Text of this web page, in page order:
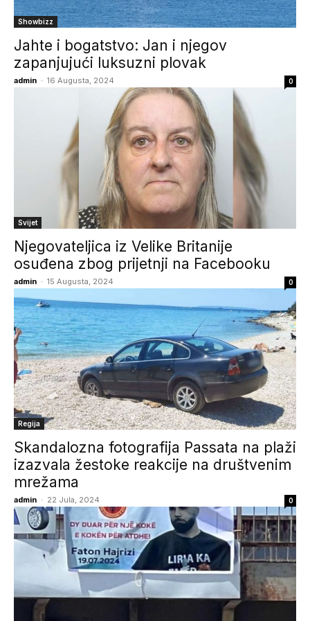
Showbizz
Jahte i bogatstvo: Jan i njegov
zapanjujući luksuzni plovak
admin - 16 Augusta, 2024 0
Svijet
Njegovateljica iz Velike Britanije
osuđena zbog prijetnji na Facebooku
admin - 15 Augusta, 2024 0
Regija
Skandalozna fotografija Passata na plaži
izazvala žestoke reakcije na društvenim
mrežama
admin - 22 Jula, 2024 0